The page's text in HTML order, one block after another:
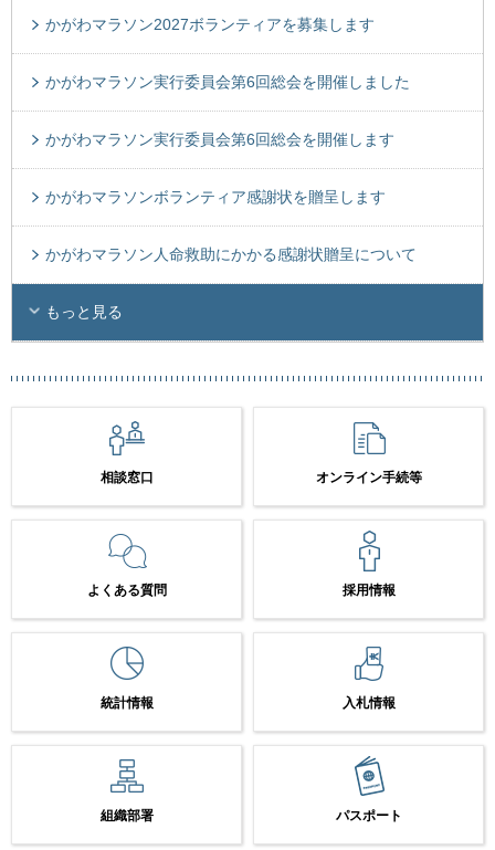
かがわマラソン2027ボランティアを募集します
かがわマラソン実行委員会第6回総会を開催しました
かがわマラソン実行委員会第6回総会を開催します
かがわマラソンボランティア感謝状を贈呈します
かがわマラソン人命救助にかかる感謝状贈呈について
もっと見る
相談窓口 オンライン手続等
よくある質問 採用情報
統計情報 入札情報
組織部署 パスポート